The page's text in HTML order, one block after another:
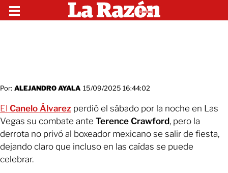
Por: ALEJANDRO AYALA 15/09/2025 16:44:02
El Canelo Álvarez perdió el sábado por la noche en Las
Vegas su combate ante Terence Crawford, pero la
derrota no privó al boxeador mexicano se salir de fiesta,
dejando claro que incluso en las caídas se puede
celebrar.